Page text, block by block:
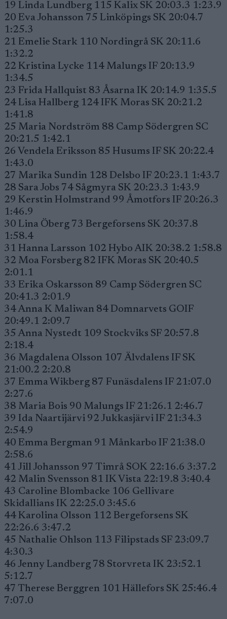
19 Linda Lundberg 115 Kalix SK 20:03.3 1:23.9
20 Eva Johansson 75 Linköpings SK 20:04.7
1:25.3
21 Emelie Stark 110 Nordingrå SK 20:11.6
1:32.2
22 Kristina Lycke 114 Malungs IF 20:13.9
1:34.5
23 Frida Hallquist 83 Åsarna IK 20:14.9 1:35.5
24 Lisa Hallberg 124 IFK Moras SK 20:21.2
1:41.8
25 Maria Nordström 88 Camp Södergren SC
20:21.5 1:42.1
26 Vendela Eriksson 85 Husums IF SK 20:22.4
1:43.0
27 Marika Sundin 128 Delsbo IF 20:23.1 1:43.7
28 Sara Jobs 74 Sågmyra SK 20:23.3 1:43.9
29 Kerstin Holmstrand 99 Åmotfors IF 20:26.3
1:46.9
30 Lina Öberg 73 Bergeforsens SK 20:37.8
1:58.4
31 Hanna Larsson 102 Hybo AIK 20:38.2 1:58.8
32 Moa Forsberg 82 IFK Moras SK 20:40.5
2:01.1
33 Erika Oskarsson 89 Camp Södergren SC
20:41.3 2:01.9
34 Anna K Maliwan 84 Domnarvets GOIF
20:49.1 2:09.7
35 Anna Nystedt 109 Stockviks SF 20:57.8
2:18.4
36 Magdalena Olsson 107 Älvdalens IF SK
21:00.2 2:20.8
37 Emma Wikberg 87 Funäsdalens IF 21:07.0
2:27.6
38 Maria Bois 90 Malungs IF 21:26.1 2:46.7
39 Ida Naartijärvi 92 Jukkasjärvi IF 21:34.3
2:54.9
40 Emma Bergman 91 Månkarbo IF 21:38.0
2:58.6
41 Jill Johansson 97 Timrå SOK 22:16.6 3:37.2
42 Malin Svensson 81 IK Vista 22:19.8 3:40.4
43 Caroline Blombacke 106 Gellivare
Skidallians IK 22:25.0 3:45.6
44 Karolina Olsson 112 Bergeforsens SK
22:26.6 3:47.2
45 Nathalie Ohlson 113 Filipstads SF 23:09.7
4:30.3
46 Jenny Landberg 78 Storvreta IK 23:52.1
5:12.7
47 Therese Berggren 101 Hällefors SK 25:46.4
7:07.0